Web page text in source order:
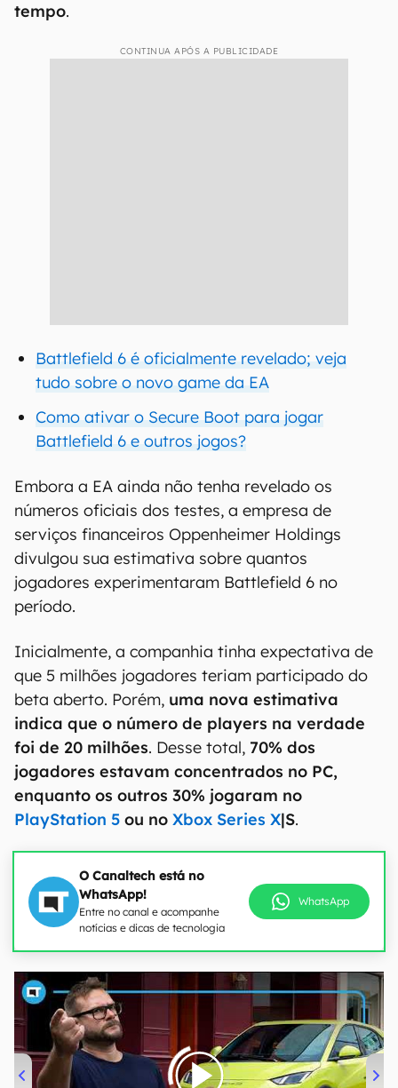
tempo.
CONTINUA APÓS A PUBLICIDADE
Battlefield 6 é oficialmente revelado; veja
tudo sobre o novo game da EA
Como ativar o Secure Boot para jogar
Battlefield 6 e outros jogos?
Embora a EA ainda não tenha revelado os
números oficiais dos testes, a empresa de
serviços financeiros Oppenheimer Holdings
divulgou sua estimativa sobre quantos
jogadores experimentaram Battlefield 6 no
período.
Inicialmente, a companhia tinha expectativa de
que 5 milhões jogadores teriam participado do
beta aberto. Porém, uma nova estimativa
indica que o número de players na verdade
foi de 20 milhões. Desse total, 70% dos
jogadores estavam concentrados no PC,
enquanto os outros 30% jogaram no
PlayStation 5 ou no Xbox Series X|S.
O Canaltech está no
WhatsApp!
Entre no canal e acompanhe
notícias e dicas de tecnologia
WhatsApp